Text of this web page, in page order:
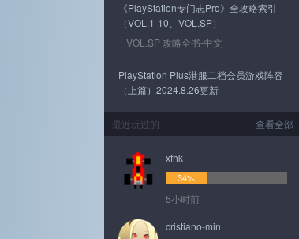
《PlayStation专门志Pro》全攻略索引
（VOL.1-10、VOL.SP）
VOL.SP 攻略全书-中文
PlayStation Plus港服二档会员游戏阵容
（上篇）2024.8.26更新
查看全部
最近玩过的
xfhk
34%
5小时前
cristiano-min